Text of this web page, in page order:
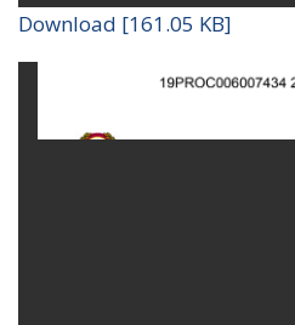
Download [161.05 KB]